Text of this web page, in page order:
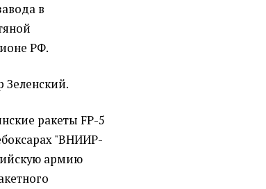
в
РФ.
Зеленский.
ракеты FP-5
"ВНИИР-
армию